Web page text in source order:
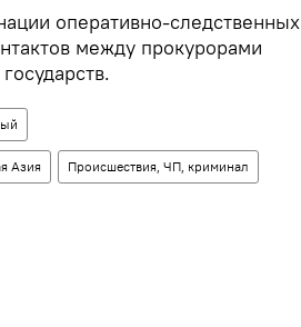
оперативно-следственных
между прокурорами
Азия Происшествия, ЧП, криминал